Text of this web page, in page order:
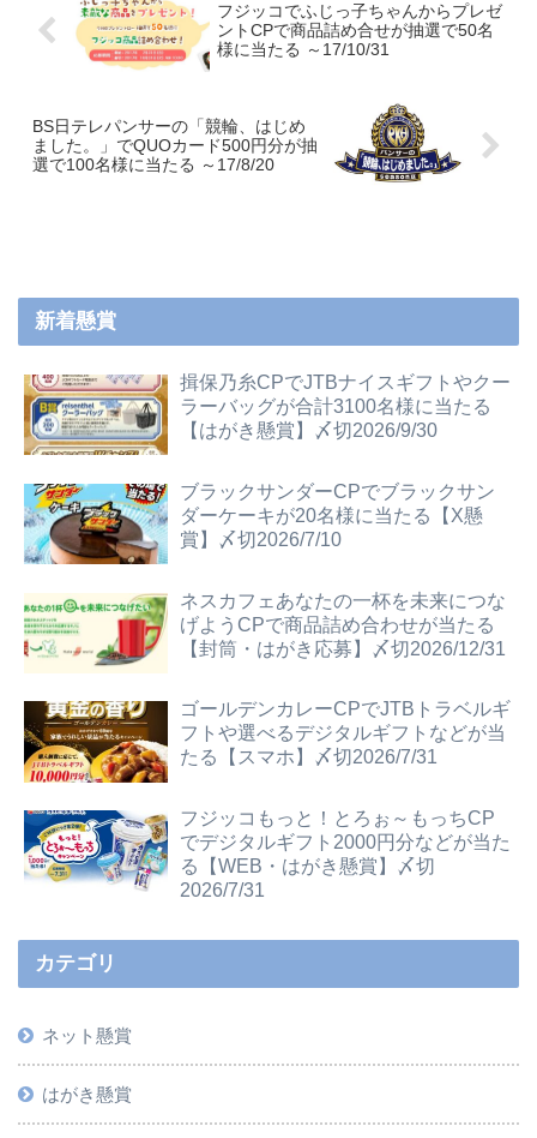
フジッコでふじっ子ちゃんからプレゼ
ントCPで商品詰め合せが抽選で50名
様に当たる ～17/10/31
BS日テレパンサーの「競輪、はじめ
ました。」でQUOカード500円分が抽
選で100名様に当たる ～17/8/20
新着懸賞
揖保乃糸CPでJTBナイスギフトやクー
ラーバッグが合計3100名様に当たる
【はがき懸賞】〆切2026/9/30
ブラックサンダーCPでブラックサン
ダーケーキが20名様に当たる【X懸
賞】〆切2026/7/10
ネスカフェあなたの一杯を未来につな
げようCPで商品詰め合わせが当たる
【封筒・はがき応募】〆切2026/12/31
ゴールデンカレーCPでJTBトラベルギ
フトや選べるデジタルギフトなどが当
たる【スマホ】〆切2026/7/31
フジッコもっと！とろぉ～もっちCP
でデジタルギフト2000円分などが当た
る【WEB・はがき懸賞】〆切
2026/7/31
カテゴリ
ネット懸賞
はがき懸賞